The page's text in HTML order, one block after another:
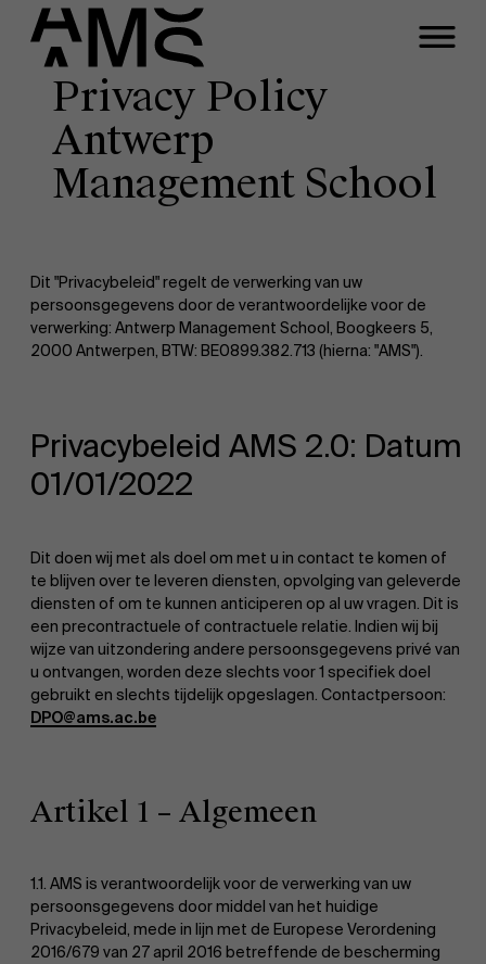
Programma's
Full-time programma's
Programma's op maat
Faculty
EN
Privacy Policy
Antwerp
Management School
Dit "Privacybeleid" regelt de verwerking van uw
persoonsgegevens door de verantwoordelijke voor de
verwerking: Antwerp Management School, Boogkeers 5,
2000 Antwerpen, BTW: BE0899.382.713 (hierna: "AMS").
Privacybeleid AMS 2.0: Datum
01/01/2022
Dit doen wij met als doel om met u in contact te komen of
te blijven over te leveren diensten, opvolging van geleverde
diensten of om te kunnen anticiperen op al uw vragen. Dit is
een precontractuele of contractuele relatie. Indien wij bij
wijze van uitzondering andere persoonsgegevens privé van
u ontvangen, worden deze slechts voor 1 specifiek doel
gebruikt en slechts tijdelijk opgeslagen. Contactpersoon:
DPO@ams.ac.be
Artikel 1 – Algemeen
1.1. AMS is verantwoordelijk voor de verwerking van uw
persoonsgegevens door middel van het huidige
Privacybeleid, mede in lijn met de Europese Verordening
2016/679 van 27 april 2016 betreffende de bescherming